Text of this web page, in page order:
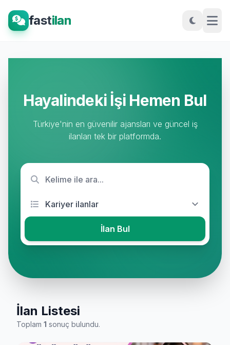
fastilan
Hayalindeki İşi Hemen Bul
Türkiye'nin en güvenilir ajansları ve güncel iş
ilanları tek bir platformda.
İlan Bul
İlan Listesi
Toplam 1 sonuç bulundu.